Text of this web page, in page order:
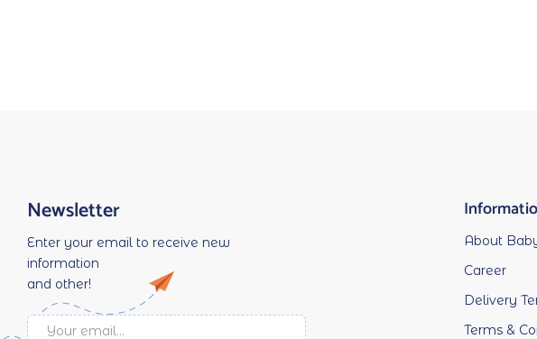
Newsletter
Enter your email to receive new
information
and other!
About
Career
Delivery
Terms &